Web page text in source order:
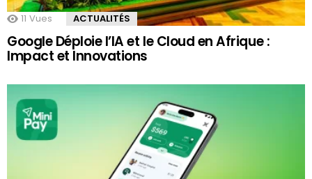
11 Vues ACTUALITÉS
Google Déploie l’IA et le Cloud en Afrique :
Impact et Innovations